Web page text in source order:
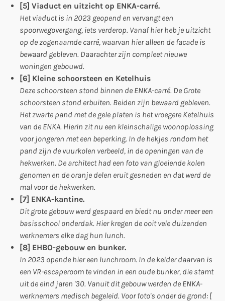
[5] Viaduct en uitzicht op ENKA-carré.
Het viaduct is in 2023 geopend en vervangt een
spoorwegovergang, iets verderop. Vanaf hier heb je uitzicht
op de zogenaamde carré, waarvan hier alleen de facade is
bewaard gebleven. Daarachter zijn compleet nieuwe
woningen gebouwd.
[6] Kleine schoorsteen en Ketelhuis
Deze schoorsteen stond binnen de ENKA-carré. De Grote
schoorsteen stond erbuiten. Beiden zijn bewaard gebleven.
Het zwarte pand met de gele platen is het vroegere Ketelhuis
van de ENKA. Hierin zit nu een kleinschalige woonoplossing
voor jongeren met een beperking. In de hekjes rondom het
pand zijn de vuurkolen verbeeld, in de openingen van de
hekwerken. De architect had een foto van gloeiende kolen
genomen en de oranje delen eruit gesneden en dat werd de
mal voor de hekwerken.
[7] ENKA-kantine.
Dit grote gebouw werd gespaard en biedt nu onder meer een
basisschool onderdak. Hier kregen de ooit vele duizenden
werknemers elke dag hun lunch.
[8] EHBO-gebouw en bunker.
In 2023 opende hier een lunchroom. In de kelder daarvan is
een VR-escaperoom te vinden in een oude bunker, die stamt
uit de eind jaren '30. Vanuit dit gebouw werden de ENKA-
werknemers medisch begeleid. Voor foto's onder de grond: [